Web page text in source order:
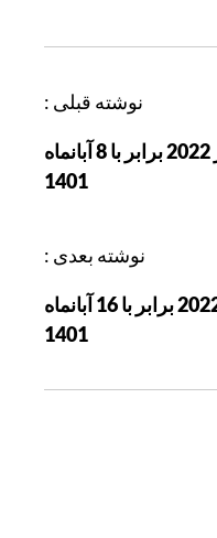
نوشته قبلی :
برنامه روز یکشنبه 30 اکتبر 2022 برابر با 8 آبانماه
1401
نوشته بعدی :
برنامه روز یکشنبه 6 نوامبر 2022 برابر با 16 آبانماه
1401